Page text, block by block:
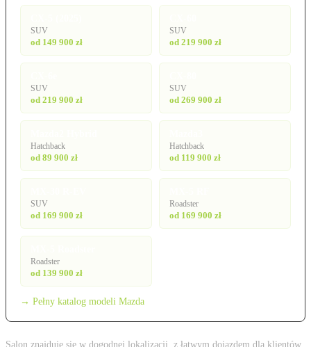
SUV
od 149 900 zł
SUV
od 219 900 zł
SUV
od 219 900 zł
SUV
od 269 900 zł
Hatchback
od 89 900 zł
Hatchback
od 119 900 zł
SUV
od 169 900 zł
Roadster
od 169 900 zł
Roadster
od 139 900 zł
→ Pełny katalog modeli Mazda
Salon znajduje się w dogodnej lokalizacji, z łatwym dojazdem dla klientów